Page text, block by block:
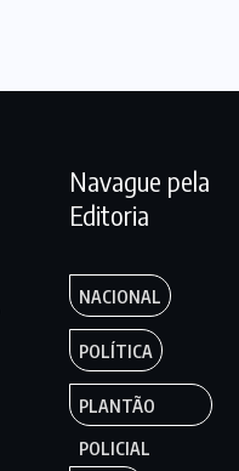
Navague pela
Editoria
NACIONAL
POLÍTICA
PLANTÃO
POLICIAL